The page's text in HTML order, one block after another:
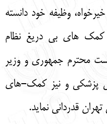
وظیفه خود دانسته
کمک های بی دریغ نظام
محترم جمهوری و وزیر
پزشکی و نیز کمک-های
قدردانی نماید.